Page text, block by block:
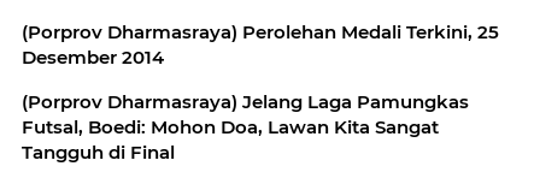
(Porprov Dharmasraya) Perolehan Medali Terkini, 25
Desember 2014
(Porprov Dharmasraya) Jelang Laga Pamungkas
Futsal, Boedi: Mohon Doa, Lawan Kita Sangat
Tangguh di Final